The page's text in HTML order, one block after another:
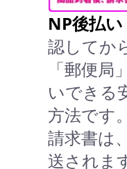
NP後払い
認してか
「郵便局
いできる
方法です。
請求書は
送されま